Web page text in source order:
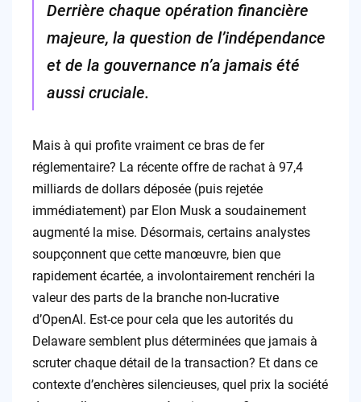
Derrière chaque opération financière
majeure, la question de l’indépendance
et de la gouvernance n’a jamais été
aussi cruciale.
Mais à qui profite vraiment ce bras de fer
réglementaire? La récente offre de rachat à 97,4
milliards de dollars déposée (puis rejetée
immédiatement) par Elon Musk a soudainement
augmenté la mise. Désormais, certains analystes
soupçonnent que cette manœuvre, bien que
rapidement écartée, a involontairement renchéri la
valeur des parts de la branche non-lucrative
d’OpenAI. Est-ce pour cela que les autorités du
Delaware semblent plus déterminées que jamais à
scruter chaque détail de la transaction? Et dans ce
contexte d’enchères silencieuses, quel prix la société